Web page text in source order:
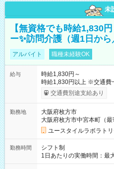
未
【無資格でも時給1,830
ー✨訪問介護（週1日か
アルバイト 職種未経験OK
給与
時給1,830円～
時給1,830円以上 ※交通費
考慮して決定します 【収入例】 週1回勤務の場合：1,830円×8時
間×4回=5万8,560円 週3回勤務の場合：1,830円×8時間×12回
月 ※ 雇用形態と給与に、
用形態：本採用時と同じで
交通費別途支給あり
勤務地
大阪府枚方市
大阪府枚方市中宮本町（最
ユースタイルラボラト
勤務時間
シフト制
1日あたりの実働時間：最
00 ※週1日～OK ／ 夜勤専従 ＊＊ 勤務時間例 ＊＊ ■22時か